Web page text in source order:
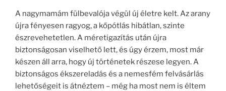
A nagymamám fülbevalója végül új életre kelt. Az arany
újra fényesen ragyog, a kőpótlás hibátlan, szinte
észrevehetetlen. A méretigazítás után újra
biztonságosan viselhető lett, és úgy érzem, most már
készen áll arra, hogy új történetek részese legyen. A
biztonságos ékszereladás és a nemesfém felvásárlás
lehetőségeit is átnéztem – még ha most nem is éltem